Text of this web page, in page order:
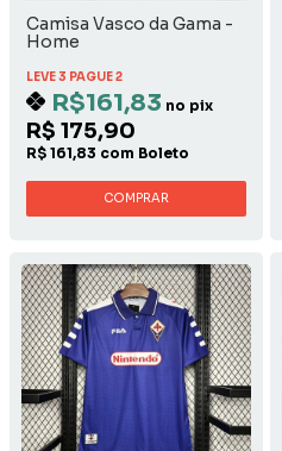
Camisa Vasco da Gama -
Home
LEVE 3 PAGUE 2
R$161,83 no pix
R$ 175,90
R$ 161,83 com Boleto
COMPRAR